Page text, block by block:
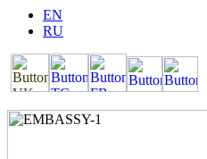
EN
RU